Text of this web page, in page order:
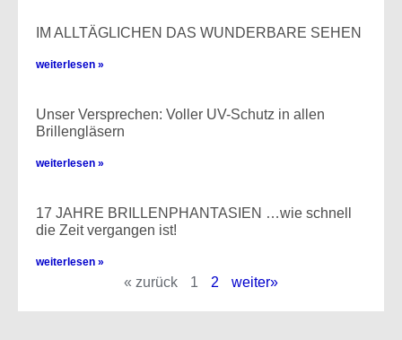
IM ALLTÄGLICHEN DAS WUNDERBARE SEHEN
weiterlesen »
Unser Versprechen: Voller UV-Schutz in allen
Brillengläsern
weiterlesen »
17 JAHRE BRILLENPHANTASIEN …wie schnell
die Zeit vergangen ist!
weiterlesen »
« zurück 1 2 weiter»